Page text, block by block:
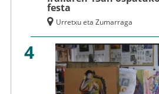
festa
Urretxu eta Zumarraga
4